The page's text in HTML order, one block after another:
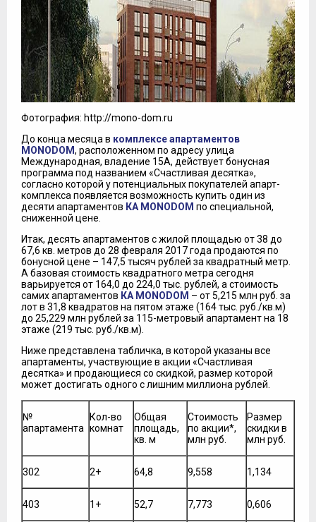
Фотография: http://mono-dom.ru
До конца месяца в комплексе апартаментов
MONODOM, расположенном по адресу улица
Международная, владение 15А, действует бонусная
программа под названием «Счастливая десятка»,
согласно которой у потенциальных покупателей апарт-
комплекса появляется возможность купить один из
десяти апартаментов КА MONODOM по специальной,
сниженной цене.
Итак, десять апартаментов с жилой площадью от 38 до
67,6 кв. метров до 28 февраля 2017 года продаются по
бонусной цене – 147,5 тысяч рублей за квадратный метр.
А базовая стоимость квадратного метра сегодня
варьируется от 164,0 до 224,0 тыс. рублей, а стоимость
самих апартаментов КА MONODOM – от 5,215 млн руб. за
лот в 31,8 квадратов на пятом этаже (164 тыс. руб./кв.м)
до 25,229 млн рублей за 115-метровый апартамент на 18
этаже (219 тыс. руб./кв.м).
Ниже представлена табличка, в которой указаны все
апартаменты, участвующие в акции «Счастливая
десятка» и продающиеся со скидкой, размер которой
может достигать одного с лишним миллиона рублей.
№
апартамента
Кол-во
комнат
Общая
площадь,
кв. м
Стоимость
по акции*,
млн руб.
Размер
скидки в
млн руб.
302 2+ 64,8 9,558 1,134
403 1+ 52,7 7,773 0,606